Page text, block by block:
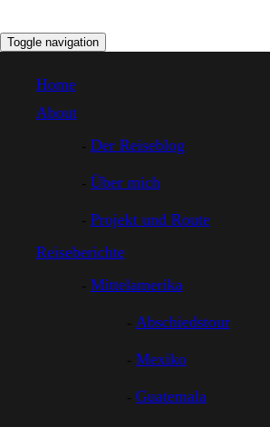
Toggle navigation
Home
About
Der Reiseblog
Über mich
Projekt und Route
Reiseberichte
Mittelamerika
Abschiedstour
Mexiko
Guatemala